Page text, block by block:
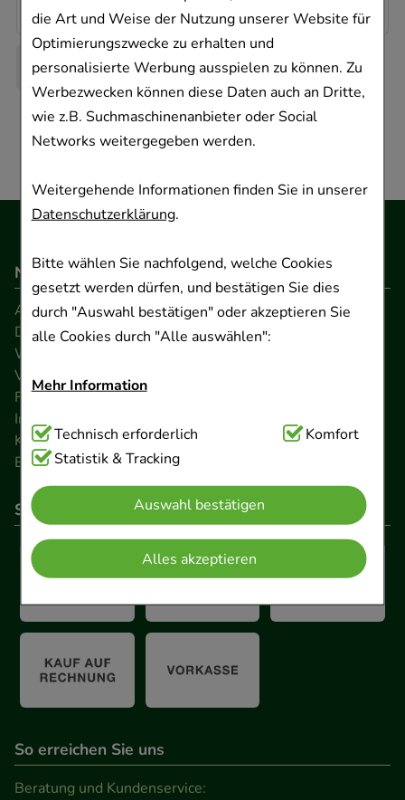
die Art und Weise der Nutzung unserer Website für
Optimierungszwecke zu erhalten und
personalisierte Werbung ausspielen zu können. Zu
Werbezwecken können diese Daten auch an Dritte,
wie z.B. Suchmaschinenanbieter oder Social
Networks weitergegeben werden.
Weitergehende Informationen finden Sie in unserer
Datenschutzerklärung.
Bitte wählen Sie nachfolgend, welche Cookies
gesetzt werden dürfen, und bestätigen Sie dies
durch "Auswahl bestätigen" oder akzeptieren Sie
alle Cookies durch "Alle auswählen":
Mehr Information
Technisch Notwendig:Hierbei handelt es sich um
Cookies, die für die Grundfunktionen unserer
Website notwendig sind (z.B. Navigation,
Warenkorb, Kundenkonto), weshalb auf diese nicht
verzichtet werden kann.
Komfort:Diese Cookies werden genutzt um das
Einkaufserlebnis noch ansprechender zu gestalten,
beispielsweise für die Wiedererkennung des
Besuchers oder unsere Seite an bevorzugte
Verhaltensweisen (z.B. Spracheinstellung)
anzupassen. Komfort-Cookies ermöglichen es uns
anzuzeigen und unser Partnerprogramm zu
Technisch erforderlich
Komfort
Statistik & Tracking
Auswahl bestätigen
Alles akzeptieren
Navigation
AGB
Datenschutz
Widerrufsrecht
Versandkosten
FAQ
Impressum
Kontakt
Barrierefreiheitserklärung
So können Sie bezahlen
So erreichen Sie uns
Beratung und Kundenservice: